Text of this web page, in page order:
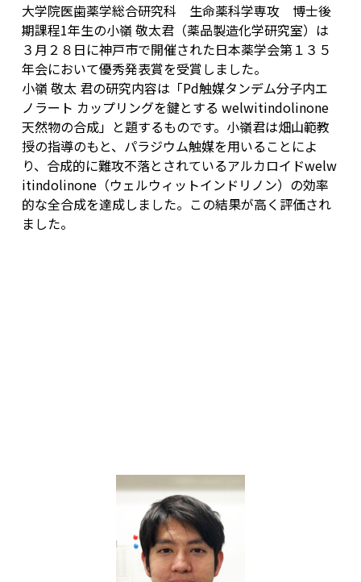
大学院医歯薬学総合研究科 生命薬科学専攻 博士後
期課程1年生の小嶺 敬太君（薬品製造化学研究室）は
３月２８日に神戸市で開催された日本薬学会第１３５
年会において優秀発表賞を受賞しました。
小嶺 敬太 君の研究内容は「Pd触媒タンデム分子内エ
ノラート カップリングを鍵とする welwitindolinone
天然物の合成」と題するものです。小嶺君は畑山範教
授の指導のもと、パラジウム触媒を用いることによ
り、合成的に難攻不落とされているアルカロイドwelw
itindolinone（ウェルウィットインドリノン）の効率
的な全合成を達成しました。この結果が高く評価され
ました。